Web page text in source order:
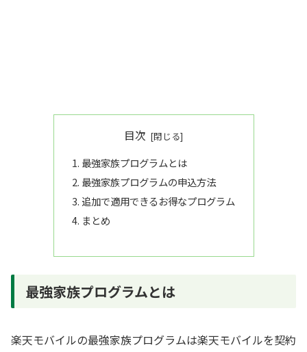
目次
最強家族プログラムとは
最強家族プログラムの申込方法
追加で適用できるお得なプログラム
まとめ
最強家族プログラムとは
楽天モバイルの最強家族プログラムは楽天モバイルを契約